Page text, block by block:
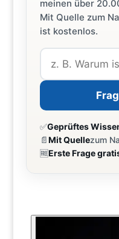
meinen über
Mit Quelle zum
ist kostenlos.
✅Geprüftes
📄Mit Quellezum
🆓Erste Frage